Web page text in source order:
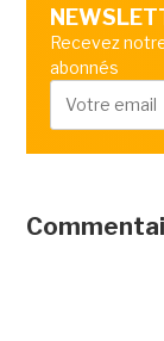
Recevez
abonnés